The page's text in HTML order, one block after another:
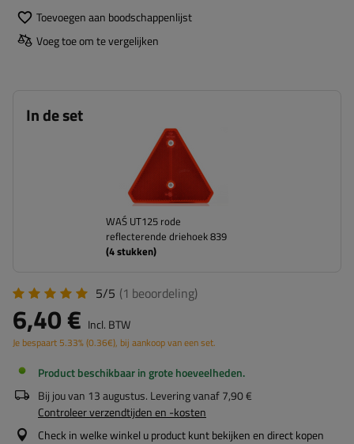
Toevoegen aan boodschappenlijst
Voeg toe om te vergelijken
In de set
WAŚ UT125 rode
reflecterende driehoek 839
(4stukken)
5/5 (1 beoordeling)
6,40 € Incl. BTW
Je bespaart 5.33%(0.36€), bij aankoop van een set.
Product beschikbaar in grote hoeveelheden
Bij jou van 13 augustus. Levering vanaf7,90 €
Controleer verzendtijden en -kosten
Check in welke winkel u product kunt bekijken en direct kopen